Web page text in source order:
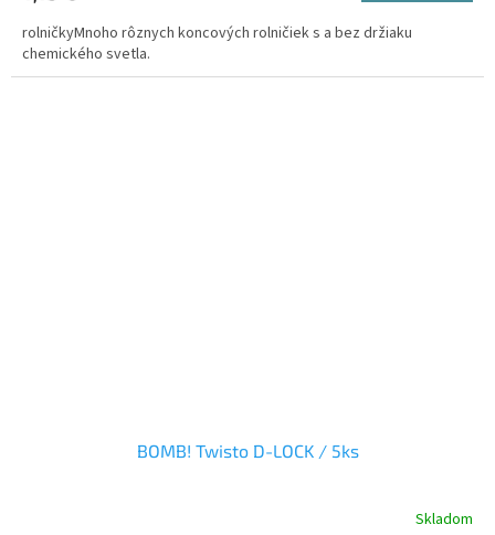
rolničkyMnoho rôznych koncových rolničiek s a bez držiaku
chemického svetla.
BOMB! Twisto D-LOCK / 5ks
Skladom